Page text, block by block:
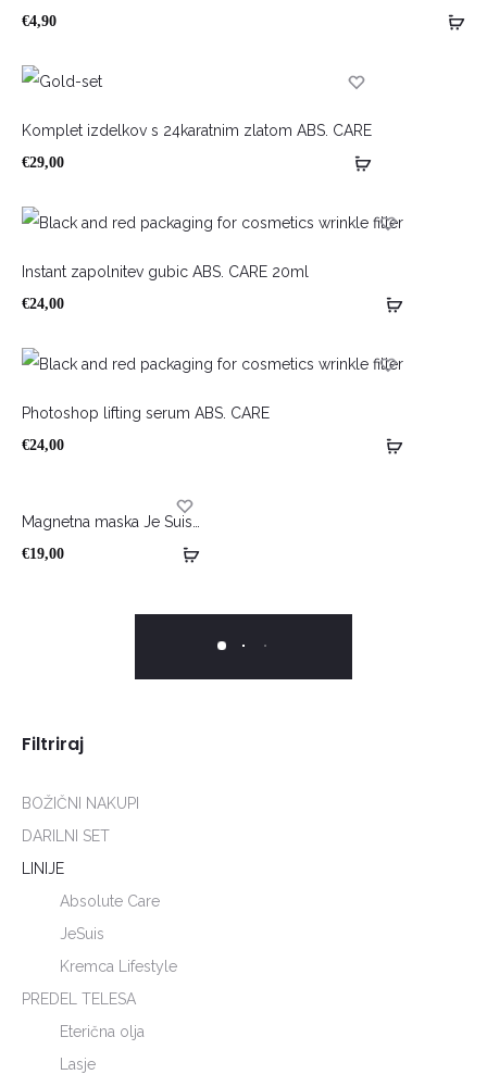
€4,90
Komplet izdelkov s 24karatnim zlatom ABS. CARE
€29,00
Instant zapolnitev gubic ABS. CARE 20ml
€24,00
Photoshop lifting serum ABS. CARE
€24,00
Magnetna maska Je Suis…
€19,00
Filtriraj
BOŽIČNI NAKUPI
DARILNI SET
LINIJE
Absolute Care
JeSuis
Kremca Lifestyle
PREDEL TELESA
Eterična olja
Lasje